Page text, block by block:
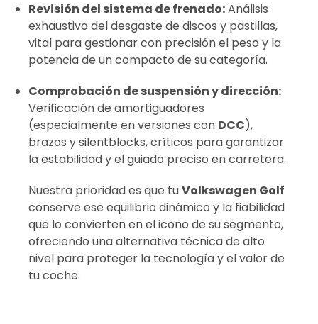
Revisión del sistema de frenado:Análisis
exhaustivo del desgaste de discos y pastillas,
vital para gestionar con precisión el peso y la
potencia de un compacto de su categoría.
Comprobación de suspensión y dirección:
Verificación de amortiguadores
(especialmente en versiones con DCC),
brazos y silentblocks, críticos para garantizar
la estabilidad y el guiado preciso en carretera.
Nuestra prioridad es que tuVolkswagen Golf
conserve ese equilibrio dinámico y la fiabilidad
que lo convierten en el icono de su segmento,
ofreciendo una alternativa técnica de alto
nivel para proteger la tecnología y el valor de
tu coche.